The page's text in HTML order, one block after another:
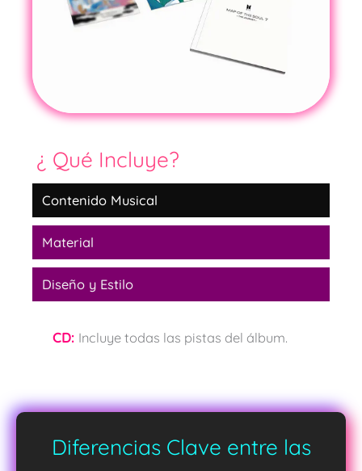
¿ Qué Incluye?
Contenido Musical
Material
Diseño y Estilo
CD: Incluye todas las pistas del álbum.
Diferencias Clave entre las